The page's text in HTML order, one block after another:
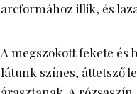
arcformához illik, és
A megszokott fekete és
látunk színes, áttetsző